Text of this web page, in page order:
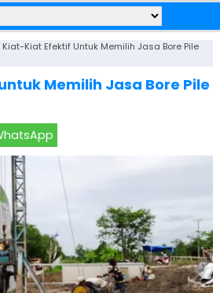
Kiat-Kiat Efektif Untuk Memilih Jasa Bore Pile
Memilih Jasa Bore Pile